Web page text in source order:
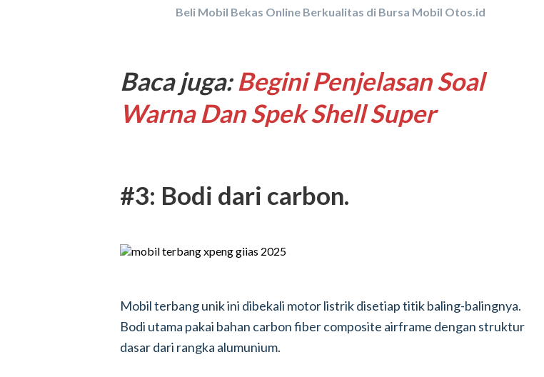
Beli Mobil Bekas Online Berkualitas di Bursa Mobil Otos.id
Baca juga:Begini Penjelasan Soal
Warna Dan Spek Shell Super
#3: Bodi dari carbon.
Mobil terbang unik ini dibekali motor listrik disetiap titik baling-balingnya.
Bodi utama pakai bahan carbon fiber composite airframe dengan struktur
dasar dari rangka alumunium.